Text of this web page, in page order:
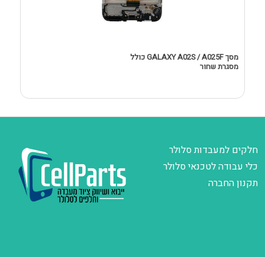
מסך GALAXY A02S / A025F כולל
מסגרת שחור
חלקים למעבדות סלולר
כלי עבודה לטכנאי סלולר
תקנון החברה